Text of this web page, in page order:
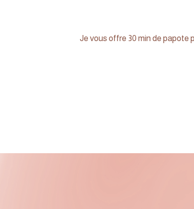
Je vous offre 30 min de papote